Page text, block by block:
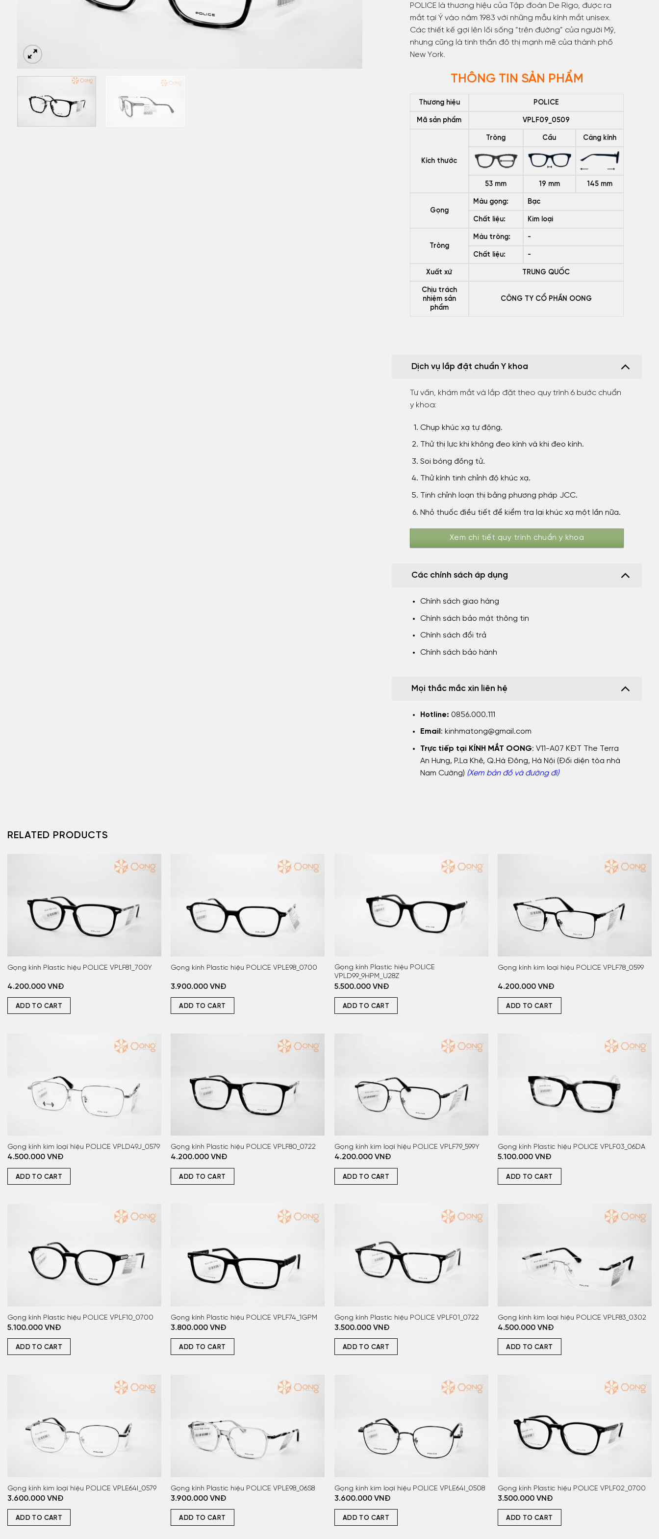
POLICE là thương hiệu của Tập đoàn De Rigo, được ra
mắt tại Ý vào năm 1983 với những mẫu kính mắt unisex.
Các thiết kế gợi lên lối sống “trên đường” của người Mỹ,
nhưng cũng là tinh thần đô thị mạnh mẽ của thành phố
New York.
THÔNG TIN SẢN PHẨM
Thương hiệu POLICE
Mã sản phẩm VPLF09_0509
Kích thước
Tròng Cầu Càng kính
53 mm 19 mm 145 mm
Gọng
Màu gọng: Bạc
Chất liệu: Kim loại
Tròng
Màu tròng: -
Chất liệu: -
Xuất xứ TRUNG QUỐC
Chịu trách
nhiệm sản
phẩm
CÔNG TY CỔ PHẦN OONG
Dịch vụ lắp đặt chuẩn Y khoa
Tư vấn, khám mắt và lắp đặt theo quy trình 6 bước chuẩn
y khoa:
Chụp khúc xạ tự động.
Thử thị lực khi không đeo kính và khi đeo kính.
Soi bóng đồng tử.
Thử kính tinh chỉnh độ khúc xạ.
Tinh chỉnh loạn thị bằng phương pháp JCC.
Nhỏ thuốc điều tiết để kiểm tra lại khúc xạ một lần nữa.
Xem chi tiết quy trình chuẩn y khoa
Các chính sách áp dụng
Chính sách giao hàng
Chính sách bảo mật thông tin
Chính sách đổi trả
Chính sách bảo hành
Mọi thắc mắc xin liên hệ
Hotline: 0856.000.111
Email : kinhmatong@gmail.com
Trực tiếp tại KÍNH MẮT OONG: V11-A07 KĐT The Terra
An Hưng, P.La Khê, Q.Hà Đông, Hà Nội (Đối diện tòa nhà
Nam Cường) (Xem bản đồ và đường đi)
RELATED PRODUCTS
Gọng kính Plastic hiệu POLICE VPLF81_700Y
4.200.000VNĐ
ADD TO CART
Gọng kính Plastic hiệu POLICE VPLE98_0700
3.900.000 VNĐ
ADD TO CART
Gọng kính Plastic hiệu POLICE
VPLD99_9HPM_U28Z
5.500.000VNĐ
ADD TO CART
Gọng kính kim loại hiệu POLICE VPLF78_0599
4.200.000 VNĐ
ADD TO CART
Gọng kính kim loại hiệu POLICE VPLD49J_0579
4.500.000VNĐ
ADD TO CART
Gọng kính Plastic hiệu POLICE VPLF80_0722
4.200.000 VNĐ
ADD TO CART
Gọng kính kim loại hiệu POLICE VPLF79_599Y
4.200.000VNĐ
ADD TO CART
Gọng kính Plastic hiệu POLICE VPLF03_06DA
5.100.000 VNĐ
ADD TO CART
Gọng kính Plastic hiệu POLICE VPLF10_0700
5.100.000VNĐ
ADD TO CART
Gọng kính Plastic hiệu POLICE VPLF74_1GPM
3.800.000 VNĐ
ADD TO CART
Gọng kính Plastic hiệu POLICE VPLF01_0722
3.500.000VNĐ
ADD TO CART
Gọng kính kim loại hiệu POLICE VPLF83_0302
4.500.000 VNĐ
ADD TO CART
Gọng kính kim loại hiệu POLICE VPLE64I_0579
3.600.000VNĐ
ADD TO CART
Gọng kính Plastic hiệu POLICE VPLE98_06S8
3.900.000 VNĐ
ADD TO CART
Gọng kính kim loại hiệu POLICE VPLE64I_0508
3.600.000VNĐ
ADD TO CART
Gọng kính Plastic hiệu POLICE VPLF02_0700
3.500.000 VNĐ
ADD TO CART